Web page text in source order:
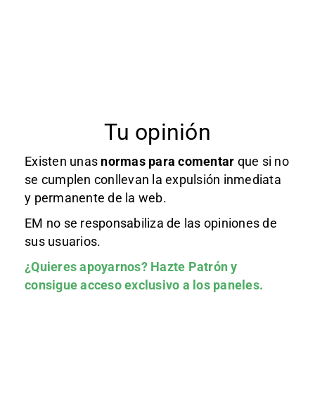
Tu opinión
Existen unas normas para comentar que si no
se cumplen conllevan la expulsión inmediata
y permanente de la web.
EM no se responsabiliza de las opiniones de
sus usuarios.
¿Quieres apoyarnos? Hazte Patróny
consigue acceso exclusivo a los paneles.